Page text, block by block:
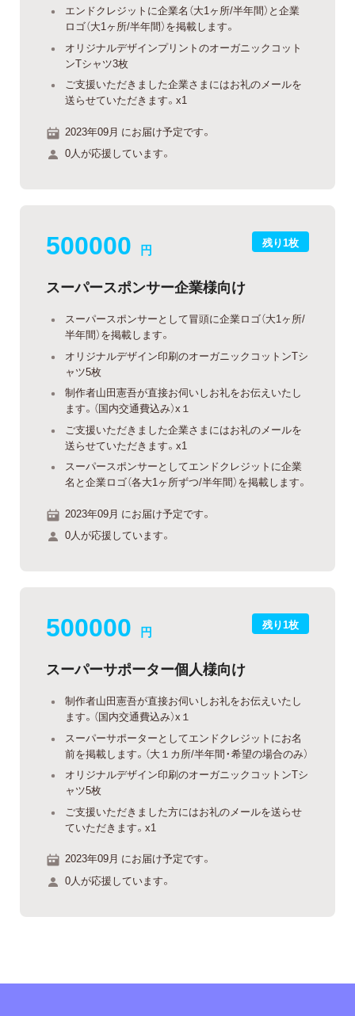
エンドクレジットに企業名（大1ヶ所/半年間）と企業
ロゴ（大1ヶ所/半年間）を掲載します。
オリジナルデザインプリントのオーガニックコット
ンTシャツ3枚
ご支援いただきました企業さまにはお礼のメールを
送らせていただきます。x1
2023年09月 にお届け予定です。
0人が応援しています。
残り1枚
500000 円
スーパースポンサー企業様向け
スーパースポンサーとして冒頭に企業ロゴ（大1ヶ所/
半年間）を掲載します。
オリジナルデザイン印刷のオーガニックコットンTシ
ャツ5枚
制作者山田憲吾が直接お伺いしお礼をお伝えいたし
ます。（国内交通費込み）x１
ご支援いただきました企業さまにはお礼のメールを
送らせていただきます。x1
スーパースポンサーとしてエンドクレジットに企業
名と企業ロゴ（各大1ヶ所ずつ/半年間）を掲載します。
2023年09月 にお届け予定です。
0人が応援しています。
残り1枚
500000 円
スーパーサポーター個人様向け
制作者山田憲吾が直接お伺いしお礼をお伝えいたし
ます。（国内交通費込み）x１
スーパーサポーターとしてエンドクレジットにお名
前を掲載します。（大１カ所/半年間・希望の場合のみ）
オリジナルデザイン印刷のオーガニックコットンTシ
ャツ5枚
ご支援いただきました方にはお礼のメールを送らせ
ていただきます。x1
2023年09月 にお届け予定です。
0人が応援しています。